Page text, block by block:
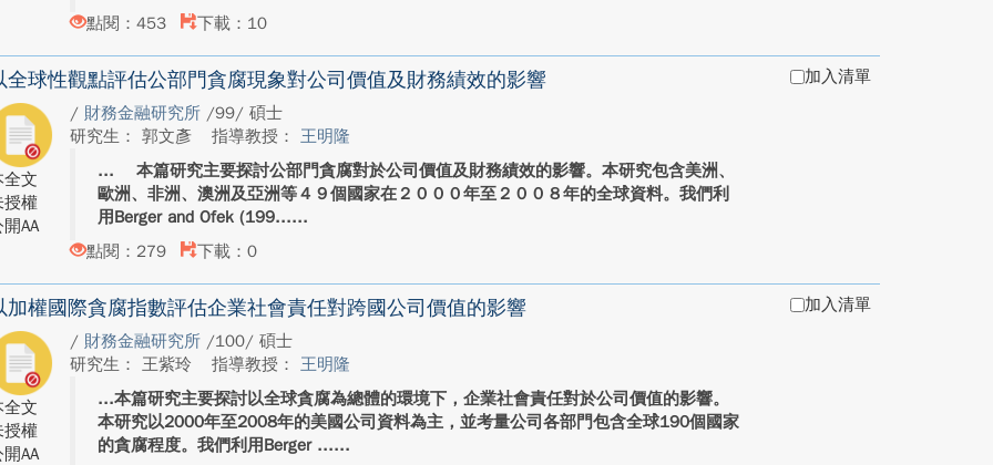
點閱：453
下載：10
全球性觀點評估公部門貪腐現象對公司價值及財務績效的影響
全文
授權
AA
/ 財務金融研究所 /99/ 碩士
研究生： 郭文彥
指導教授： 王明隆
本篇研究主要探討公部門貪腐對於公司價值及財務績效的影響。本研究包含美洲、
歐洲、非洲、澳洲及亞洲等４９個國家在２０００年至２００８年的全球資料。我們利
用Berger and Ofek (199...
點閱：279
下載：0
加入清單
加權國際貪腐指數評估企業社會責任對跨國公司價值的影響
全文
授權
AA
/ 財務金融研究所 /100/ 碩士
研究生： 王紫玲
指導教授： 王明隆
本篇研究主要探討以全球貪腐為總體的環境下，企業社會責任對於公司價值的影響。
本研究以2000年至2008年的美國公司資料為主，並考量公司各部門包含全球190個國家
的貪腐程度。我們利用Berger ...
加入清單